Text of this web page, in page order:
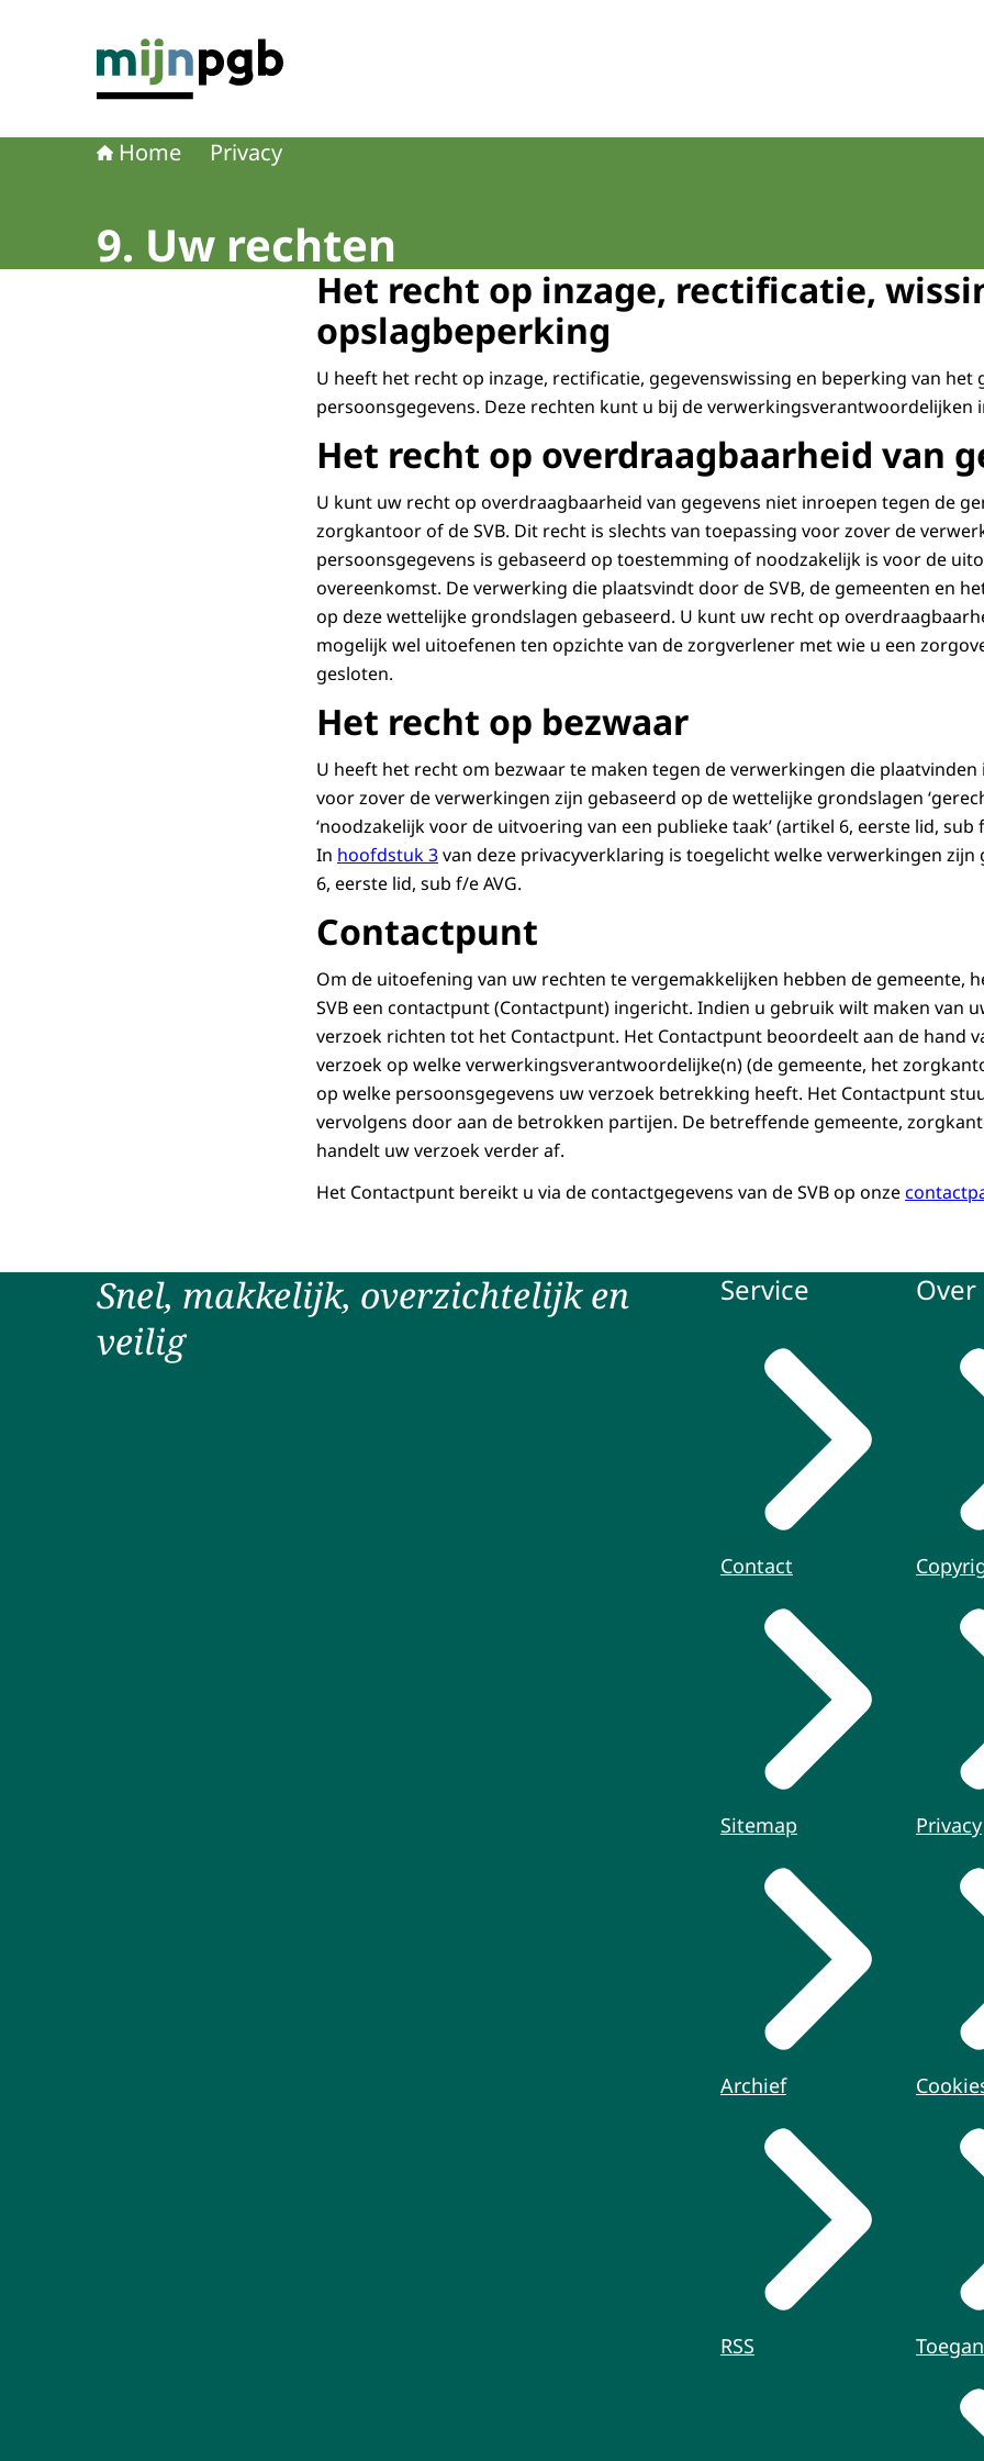
Home Privacy
9. Uw rechten
Het recht op inzage, rectificatie,
opslagbeperking
U heeft het recht op inzage, rectificatie, gegevenswissing en beperking van het
persoonsgegevens. Deze rechten kunt u bij de verwerkingsverantwoordelijken
Het recht op overdraagbaarheid van
U kunt uw recht op overdraagbaarheid van gegevens niet inroepen tegen de
zorgkantoor of de SVB. Dit recht is slechts van toepassing voor zover de
persoonsgegevens is gebaseerd op toestemming of noodzakelijk is voor de
overeenkomst. De verwerking die plaatsvindt door de SVB, de gemeenten en
op deze wettelijke grondslagen gebaseerd. U kunt uw recht op
mogelijk wel uitoefenen ten opzichte van de zorgverlener met wie u een
gesloten.
Het recht op bezwaar
U heeft het recht om bezwaar te maken tegen de verwerkingen die plaatvinden
voor zover de verwerkingen zijn gebaseerd op de wettelijke grondslagen
‘noodzakelijk voor de uitvoering van een publieke taak’ (artikel 6, eerste lid, sub
In hoofdstuk 3van deze privacyverklaring is toegelicht welke verwerkingen zijn
6, eerste lid, sub f/e AVG.
Contactpunt
Om de uitoefening van uw rechten te vergemakkelijken hebben de gemeente,
SVB een contactpunt (Contactpunt) ingericht. Indien u gebruik wilt maken van
verzoek richten tot het Contactpunt. Het Contactpunt beoordeelt aan de hand
verzoek op welke verwerkingsverantwoordelijke(n) (de gemeente, het
op welke persoonsgegevens uw verzoek betrekking heeft. Het Contactpunt
vervolgens door aan de betrokken partijen. De betreffende gemeente,
handelt uw verzoek verder af.
Het Contactpunt bereikt u via de contactgegevens van de SVB op onze
Snel, makkelijk, overzichtelijk en
veilig
Service
Contact
Sitemap
Archief
RSS
Privacy